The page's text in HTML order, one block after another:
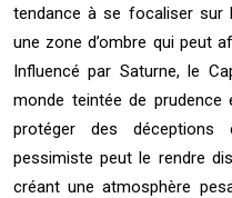
tendance à se focaliser
une zone d’ombre qui peut
Influencé par Saturne, le
monde teintée de
protéger des
pessimiste peut le rendre
créant une atmosphère